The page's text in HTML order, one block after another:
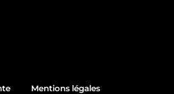
Mentions légales